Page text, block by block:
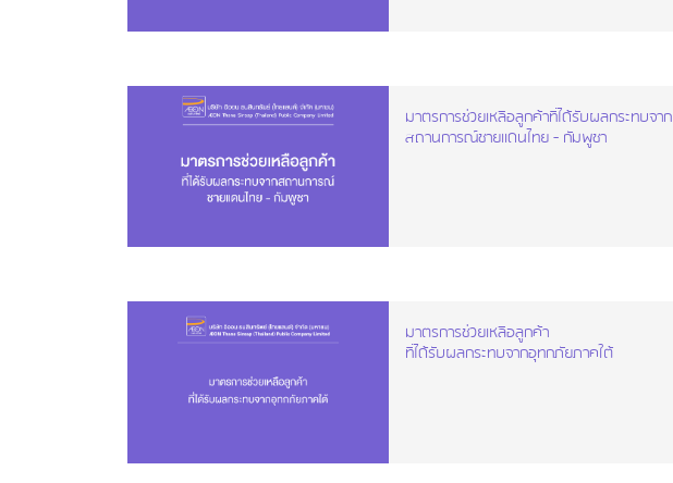
มาตรการช่วยเหลือลูกค้าที่ได้รับผลกระทบจาก
สถานการณ์ชายแดนไทย - กัมพูชา
มาตรการช่วยเหลือลูกค้า
ที่ได้รับผลกระทบจากอุทกภัยภาคใต้